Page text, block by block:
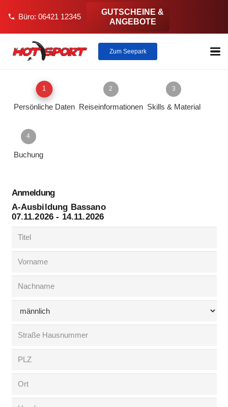
phone Büro: 06421 12345
GUTSCHEINE &
ANGEBOTE
Zum Seepark
1
Persönliche Daten
2
Reiseinformationen
3
Skills & Material
4
Buchung
Anmeldung
A-Ausbildung Bassano
07.11.2026 - 14.11.2026